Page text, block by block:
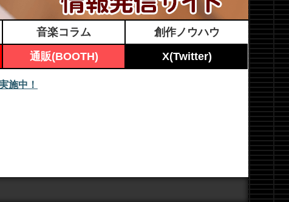
音楽コラム
創作ノウハウ
通販(BOOTH) X(Twitter)
施中！